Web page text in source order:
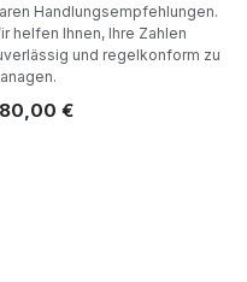
Handlungsempfehlungen.
helfen Ihnen, Ihre Zahlen
und regelkonform zu
€